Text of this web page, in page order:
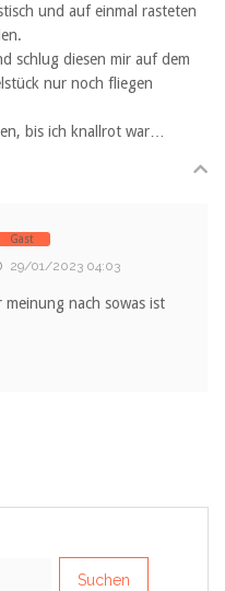
und auf einmal rasteten
schlug diesen mir auf dem
nur noch fliegen
bis ich knallrot war…
Gast
29/01/2023 04:03
nach sowas ist